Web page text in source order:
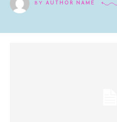
BY AUTHOR NAME